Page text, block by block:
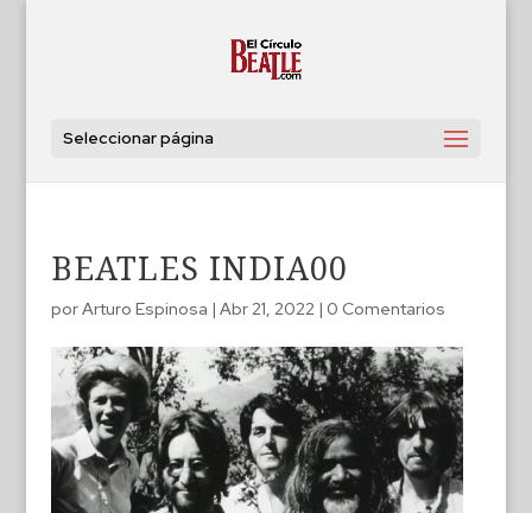
Seleccionar página
BEATLES INDIA00
porArturo Espinosa | Abr 21, 2022| 0 Comentarios